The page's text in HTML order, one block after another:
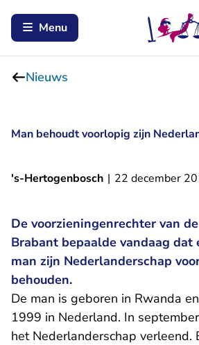
Menu
Nieuws
Man behoudt voorlopig zijn
's-Hertogenbosch | 22 december
De voorzieningenrechter van
Brabant bepaalde vandaag dat
man zijn Nederlanderschap
behouden.
De man is geboren in Rwanda
1999 in Nederland. In
het Nederlanderschap verleend.